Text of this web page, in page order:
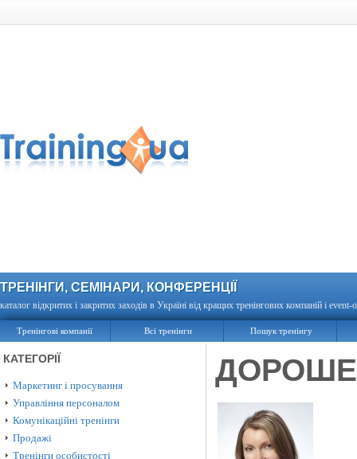
ТРЕНІНГИ, СЕМІНАРИ, КОНФЕРЕНЦІЇ
каталог відкритих і закритих заходів в Україні від кращих тренінгових компаній і event-
Тренінгові компанії Всі тренінги Пошук тренінгу
КАТЕГОРІЇ
Маркетинг і просування
Управління персоналом
Комунікаційні тренінги
Продажі
Тренінги особистості